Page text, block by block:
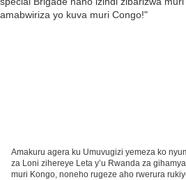
Amakuru agera ku Umuvugizi yemeza ko
za Loni zihereye Leta y’u Rwanda za
muri Kongo, noneho rugeze aho rwerura